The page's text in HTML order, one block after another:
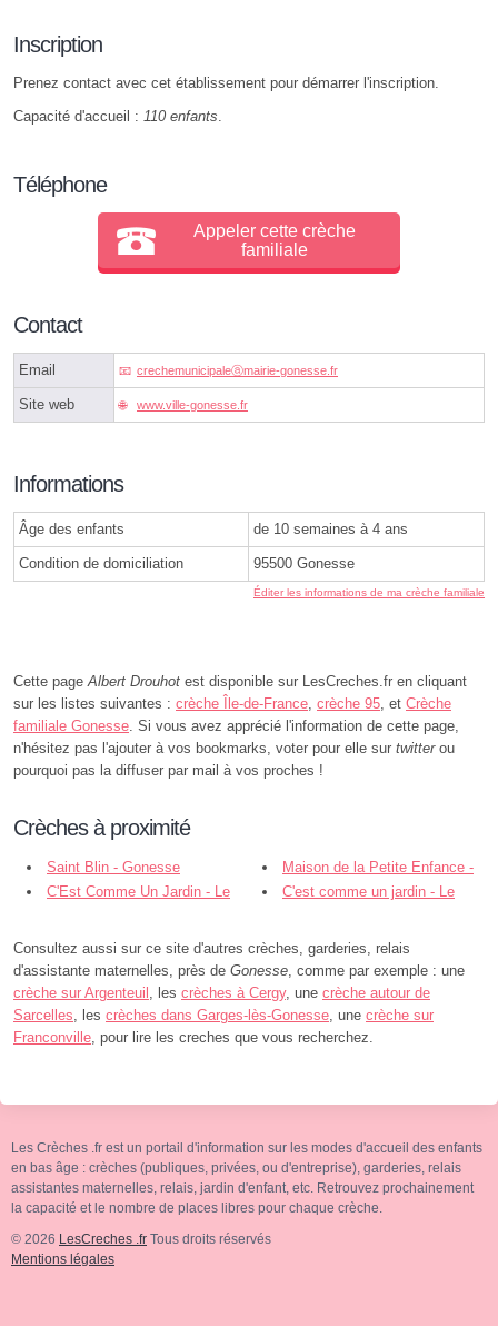
Inscription
Prenez contact avec cet établissement pour démarrer l'inscription.
Capacité d'accueil : 110 enfants
Téléphone
Appeler cette crèche
familiale
Contact
Email crechemunicipaleⓐmairie-gonesse.fr
Site web www.ville-gonesse.fr
Informations
Âge des enfants de 10 semaines à 4 ans
Condition de domiciliation 95500 Gonesse
Éditer les informations de ma crèche familiale
Cette page Albert Drouhot est disponible sur LesCreches.fr en cliquant
sur les listes suivantes : crèche Île-de-France crèche 95 , et Crèche
familiale Gonesse . Si vous avez apprécié l'information de cette page,
n'hésitez pas l'ajouter à vos bookmarks, voter pour elle sur twitterou
pourquoi pas la diffuser par mail à vos proches !
Crèches à proximité
Saint Blin - Gonesse
Maison de la Petite Enfance -
Arnouville
C'Est Comme Un Jardin - Le
C'est comme un jardin - Le
Consultez aussi sur ce site d'autres crèches, garderies, relais
d'assistante maternelles, près de Gonesse , comme par exemple : une
crèche sur Argenteuil
, les crèches à Cergy, une crèche autour de
Sarcelles , les crèches dans Garges-lès-Gonesse , une crèche sur
Franconville , pour lire les creches que vous recherchez.
Les Crèches .fr est un portail d'information sur les modes d'accueil des enfants
en bas âge : crèches (publiques, privées, ou d'entreprise), garderies, relais
assistantes maternelles, relais, jardin d'enfant, etc. Retrouvez prochainement
la capacité et le nombre de places libres pour chaque crèche.
© 2026 LesCreches .fr Tous droits réservés
Mentions légales